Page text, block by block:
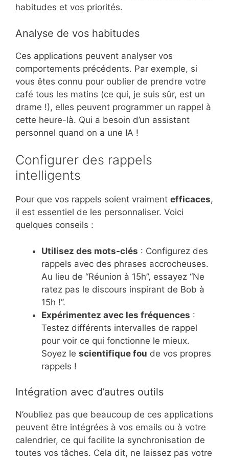
habitudes et vos priorités.
Analyse de vos habitudes
Ces applications peuvent analyser vos
comportements précédents. Par exemple, si
vous êtes connu pour oublier de prendre votre
café tous les matins (ce qui, je suis sûr, est un
drame !), elles peuvent programmer un rappel à
cette heure-là. Qui a besoin d’un assistant
personnel quand on a une IA !
Configurer des rappels
intelligents
Pour que vos rappels soient vraiment efficaces,
il est essentiel de les personnaliser. Voici
quelques conseils :
Utilisez des mots-clés : Configurez des
rappels avec des phrases accrocheuses.
Au lieu de “Réunion à 15h”, essayez “Ne
ratez pas le discours inspirant de Bob à
15h !”.
Expérimentez avec les fréquences :
Testez différents intervalles de rappel
pour voir ce qui fonctionne le mieux.
Soyez le scientifique fou de vos propres
rappels !
Intégration avec d’autres outils
N’oubliez pas que beaucoup de ces applications
peuvent être intégrées à vos emails ou à votre
calendrier, ce qui facilite la synchronisation de
toutes vos tâches. Cela dit, ne laissez pas votre